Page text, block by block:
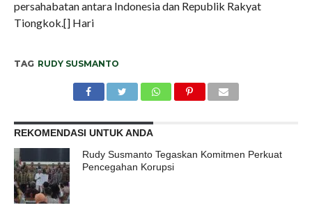
persahabatan antara Indonesia dan Republik Rakyat
Tiongkok.[] Hari
TAG RUDY SUSMANTO
REKOMENDASI UNTUK ANDA
Rudy Susmanto Tegaskan Komitmen Perkuat
Pencegahan Korupsi